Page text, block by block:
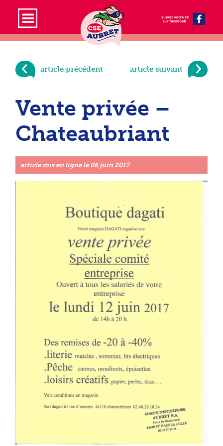
article précédent article suivant
Vente privée –
Chateaubriant
article mis en ligne le 06 juin 2017